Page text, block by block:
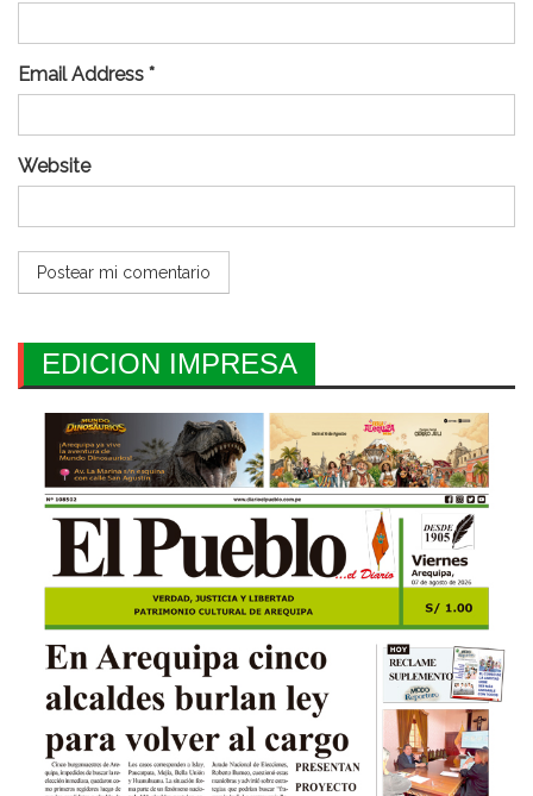
Email Address *
Website
EDICION IMPRESA